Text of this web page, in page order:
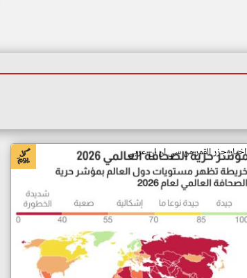
اخبار جزر القمر من سي ان ان عربي